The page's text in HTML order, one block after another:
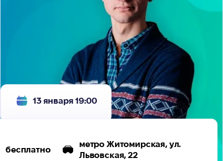
бесплатно
метро Житомирская, ул.
Львовская, 22
13 января 19:00